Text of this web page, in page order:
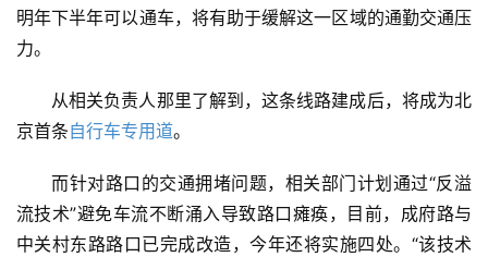
明年下半年可以通车，将有助于缓解这一区域的通勤交通压
力。
从相关负责人那里了解到，这条线路建成后，将成为北
京首条自行车专用道。
而针对路口的交通拥堵问题，相关部门计划通过“反溢
流技术”避免车流不断涌入导致路口瘫痪，目前，成府路与
中关村东路路口已完成改造，今年还将实施四处。“该技术